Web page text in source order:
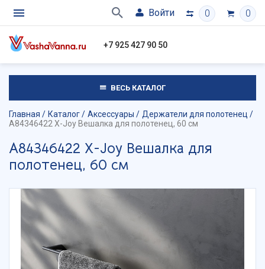
Войти 0 0
+7 925 427 90 50
ВЕСЬ КАТАЛОГ
Главная Каталог Аксессуары
Держатели для полотенец
A84346422 X-Joy Вешалка для полотенец, 60 см
A84346422 X-Joy Вешалка для
полотенец, 60 см